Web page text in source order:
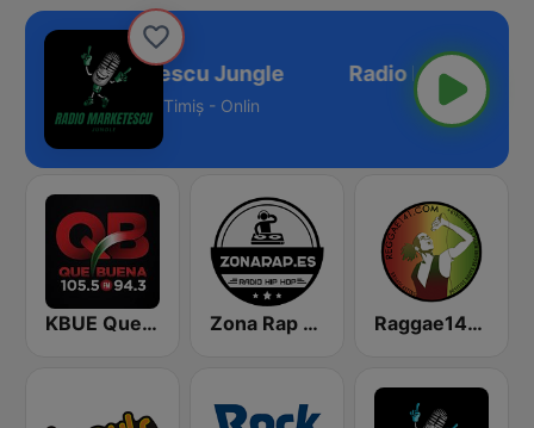
Radio Marketescu Jungle
Timiș - Onlin
KBUE Que Buena 105.5 / 94.3 FM (US Only) Zona Rap - Radio Hip Hop Raggae141.com